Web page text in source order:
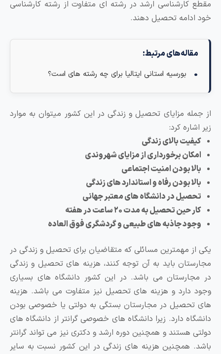
ارشد در رشته ‌ای متفاوت از رشته کارشناسی
تحصیل دهند.
مرتبط:
بورسیه استانی ایتالیا برای چه رشته های است؟
مزایای تحصیل و زندگی در این کشور میتوان به موارد
کرد:
بالای زندگی
برخورداری از مزایای شهروندی
بودن امنیت اجتماعی
بودن رفاه و استاندارد های زندگی
در دانشگاه های معتبر جهانی
تحصیل به مدت ۲۰ ساعت در هفته
جاذبه های طبیعی و گردشگری فوق العاده
مهمترین مسائلی که متقاضیان برای تحصیل و زندگی در
باید به آن توجه کنند، هزینه های تحصیل و زندگی
می باشد. در این کشور دانشگاه های بسیاری
و هزینه های تحصیل نیز متفاوت می باشد. هزینه
در مجارستان بستگی به دولتی یا خصوصی بودن
دارد. زیرا دانشگاه های خصوصی گرانتر از دانشگاه های
هستند و همچنین دوره ارشد و دکتری نیز می تواند گرانتر
همچنین هزینه های زندگی در این کشور نسبت به سایر